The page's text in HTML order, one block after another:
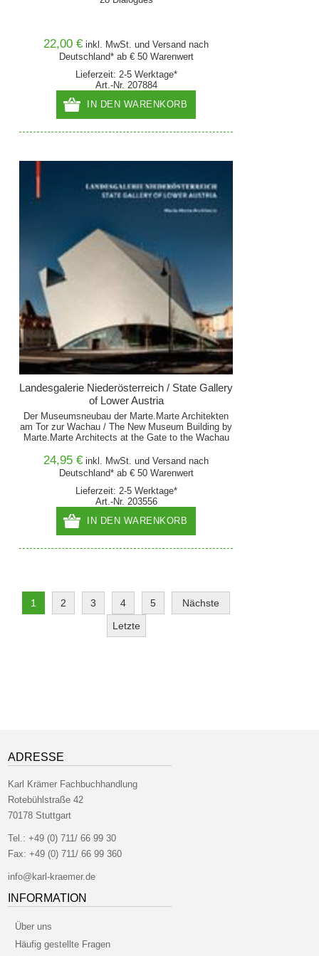
22,00 € inkl. MwSt. undVersand nach
Deutschland* ab € 50 Warenwert
Lieferzeit: 2-5 Werktage*
Art.-Nr. 207884
IN DEN WARENKORB
Landesgalerie Niederösterreich / State Gallery
of Lower Austria
Der Museumsneubau der Marte.Marte Architekten
am Tor zur Wachau / The New Museum Building by
Marte.Marte Architects at the Gate to the Wachau
24,95 € inkl. MwSt. undVersand nach
Deutschland* ab € 50 Warenwert
Lieferzeit: 2-5 Werktage*
Art.-Nr. 203556
IN DEN WARENKORB
1 2 3 4 5
Nächste
Letzte
ADRESSE
Karl Krämer Fachbuchhandlung
Rotebühlstraße 42
70178 Stuttgart
Tel.:+49 (0) 711/ 66 99 30
Fax: +49 (0) 711/ 66 99 360
info@karl-kraemer.de
INFORMATION
Über uns
Häufig gestellte Fragen